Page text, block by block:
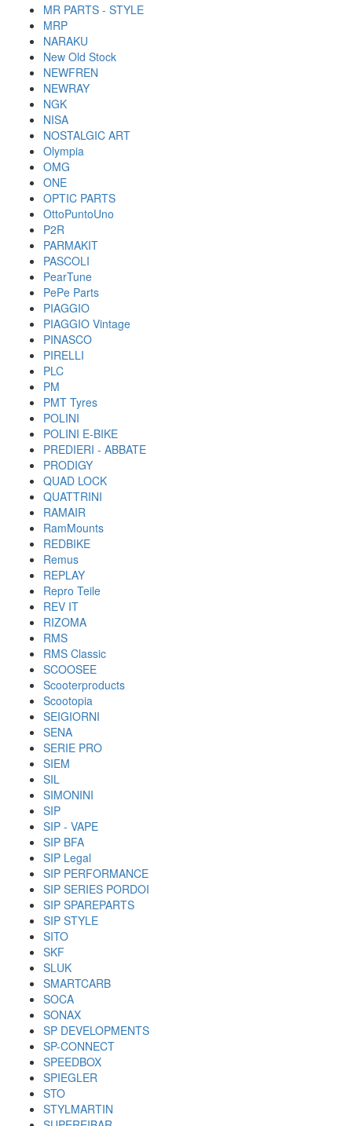
MR PARTS - STYLE
MRP
NARAKU
New Old Stock
NEWFREN
NEWRAY
NGK
NISA
NOSTALGIC ART
Olympia
OMG
ONE
OPTIC PARTS
OttoPuntoUno
P2R
PARMAKIT
PASCOLI
PearTune
PePe Parts
PIAGGIO
PIAGGIO Vintage
PINASCO
PIRELLI
PLC
PM
PMT Tyres
POLINI
POLINI E-BIKE
PREDIERI - ABBATE
PRODIGY
QUAD LOCK
QUATTRINI
RAMAIR
RamMounts
REDBIKE
Remus
REPLAY
Repro Teile
REV IT
RIZOMA
RMS
RMS Classic
SCOOSEE
Scooterproducts
Scootopia
SEIGIORNI
SENA
SERIE PRO
SIEM
SIL
SIMONINI
SIP
SIP - VAPE
SIP BFA
SIP Legal
SIP PERFORMANCE
SIP SERIES PORDOI
SIP SPAREPARTS
SIP STYLE
SITO
SKF
SLUK
SMARTCARB
SOCA
SONAX
SP DEVELOPMENTS
SP-CONNECT
SPEEDBOX
SPIEGLER
STO
STYLMARTIN